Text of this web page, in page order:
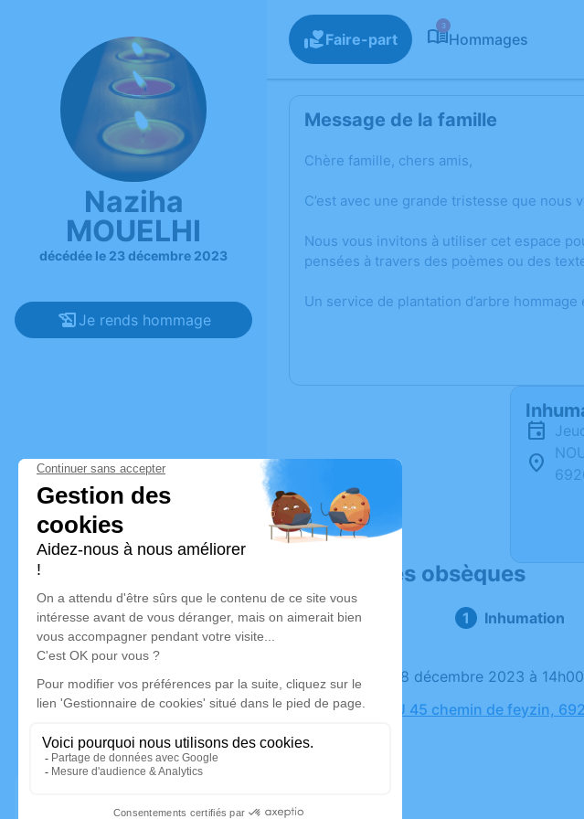
Naziha
MOUELHI
décédée le 23 décembre 2023
Je rends hommage
Faire-part
3
Hommages
Message de la famille
Chère famille, chers amis,
C’est avec une grande tristesse que nous
Nous vous invitons à utiliser cet espace
pensées à travers des poèmes ou des
Un service de plantation d’arbre hommage
Déroulé des obsèques
Inhumation
Le jeudi 28 décembre 2023 à 14h00
NOUVEAU 45 chemin de feyzin,